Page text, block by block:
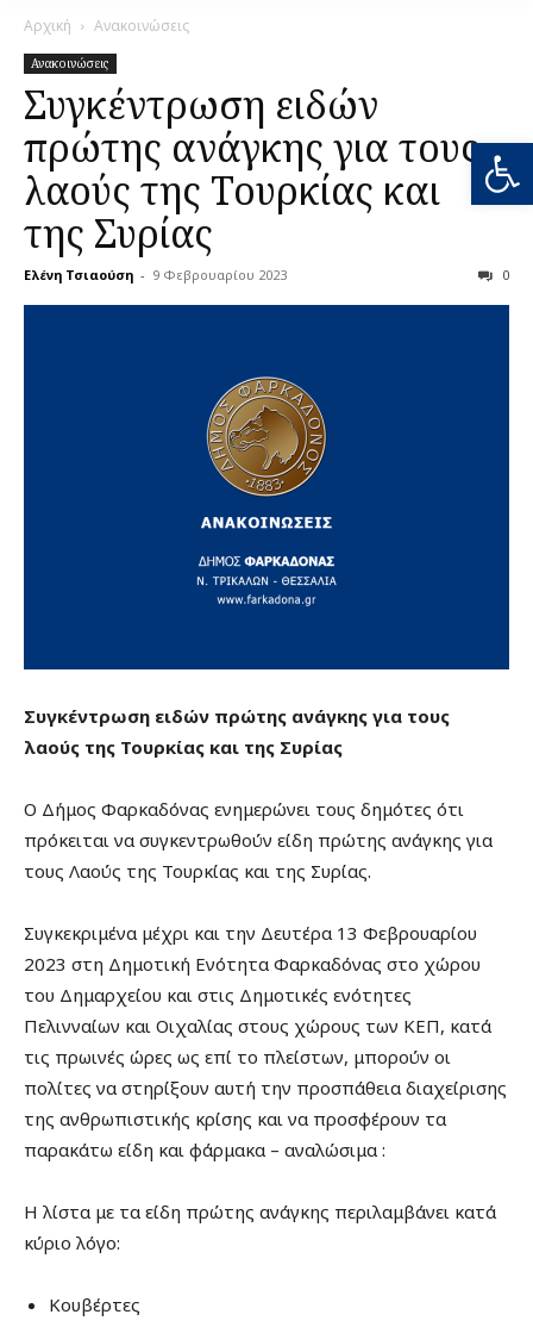
Αρχική Ανακοινώσεις
Ανακοινώσεις
Συγκέντρωση ειδών
πρώτης ανάγκης για τους
λαούς της Τουρκίας και
της Συρίας
Ελένη Τσιαούση - 9 Φεβρουαρίου 2023 0
Συγκέντρωση ειδών πρώτης ανάγκης για τους
λαούς της Τουρκίας και της Συρίας
Ο Δήμος Φαρκαδόνας ενημερώνει τους δημότες ότι
πρόκειται να συγκεντρωθούν είδη πρώτης ανάγκης για
τους Λαούς της Τουρκίας και της Συρίας.
Συγκεκριμένα μέχρι και την Δευτέρα 13 Φεβρουαρίου
2023 στη Δημοτική Ενότητα Φαρκαδόνας στο χώρου
του Δημαρχείου και στις Δημοτικές ενότητες
Πελινναίων και Οιχαλίας στους χώρους των ΚΕΠ, κατά
τις πρωινές ώρες ως επί το πλείστων, μπορούν οι
πολίτες να στηρίξουν αυτή την προσπάθεια διαχείρισης
της ανθρωπιστικής κρίσης και να προσφέρουν τα
παρακάτω είδη και φάρμακα – αναλώσιμα :
Η λίστα με τα είδη πρώτης ανάγκης περιλαμβάνει κατά
κύριο λόγο:
Κουβέρτες